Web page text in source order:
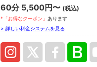
60分 5,500円〜 (税込)
*「お得なクーポン」 あります
> 詳しい料金システムを見る